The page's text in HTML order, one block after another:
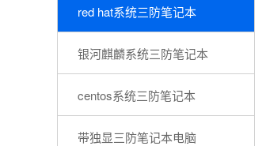
red hat系统三防笔记本
银河麒麟系统三防笔记本
centos系统三防笔记本
带独显三防笔记本电脑